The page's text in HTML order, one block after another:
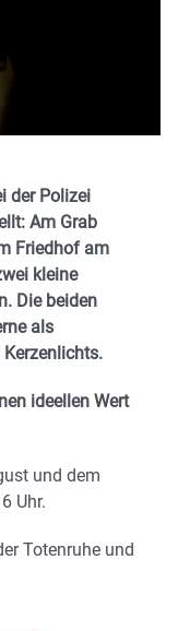
der Polizei
Am Grab
Friedhof am
kleine
Die beiden
als
ideellen Wert
und dem
Uhr.
Totenruhe und